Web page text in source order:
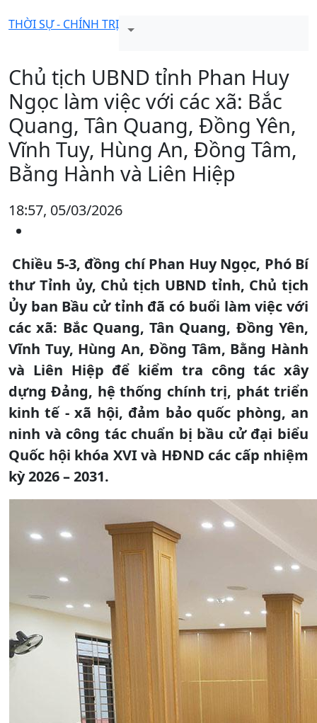
THỜI SỰ - CHÍNH TRỊ
Chủ tịch UBND tỉnh Phan Huy
Ngọc làm việc với các xã: Bắc
Quang, Tân Quang, Đồng Yên,
Vĩnh Tuy, Hùng An, Đồng Tâm,
Bằng Hành và Liên Hiệp
18:57, 05/03/2026
Chiều 5-3, đồng chí Phan Huy Ngọc, Phó Bí
thư Tỉnh ủy, Chủ tịch UBND tỉnh, Chủ tịch
Ủy ban Bầu cử tỉnh đã có buổi làm việc với
các xã: Bắc Quang, Tân Quang, Đồng Yên,
Vĩnh Tuy, Hùng An, Đồng Tâm, Bằng Hành
và Liên Hiệp để kiểm tra công tác xây
dựng Đảng, hệ thống chính trị, phát triển
kinh tế - xã hội, đảm bảo quốc phòng, an
ninh và công tác chuẩn bị bầu cử đại biểu
Quốc hội khóa XVI và HĐND các cấp nhiệm
kỳ 2026 – 2031.